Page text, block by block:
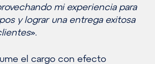
mi experiencia para
y lograr una entrega exitosa
».
el cargo con efecto